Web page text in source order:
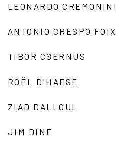
LEONARDO CREMONINI
ANTONIO CRESPO FOIX
TIBOR CSERNUS
ROËL D'HAESE
ZIAD DALLOUL
JIM DINE